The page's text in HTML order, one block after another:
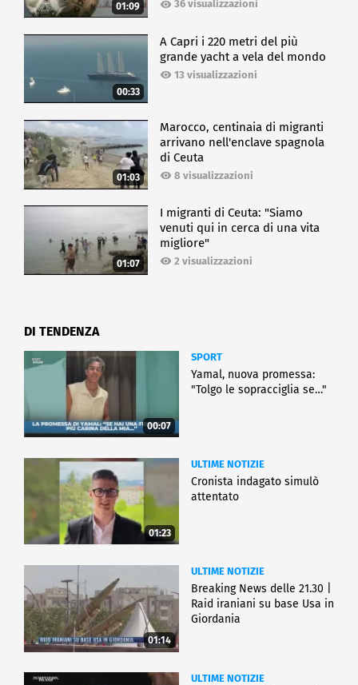
01:09 36 visualizzazioni
00:33
A Capri i 220 metri del più
grande yacht a vela del mondo
13 visualizzazioni
01:03
Marocco, centinaia di migranti
arrivano nell'enclave spagnola
di Ceuta
8 visualizzazioni
01:07
I migranti di Ceuta: "Siamo
venuti qui in cerca di una vita
migliore"
2 visualizzazioni
DI TENDENZA
00:07
SPORT
Yamal, nuova promessa:
"Tolgo le sopracciglia se…"
01:23
ULTIME NOTIZIE
Cronista indagato simulò
attentato
01:14
ULTIME NOTIZIE
Breaking News delle 21.30 |
Raid iraniani su base Usa in
Giordania
ULTIME NOTIZIE